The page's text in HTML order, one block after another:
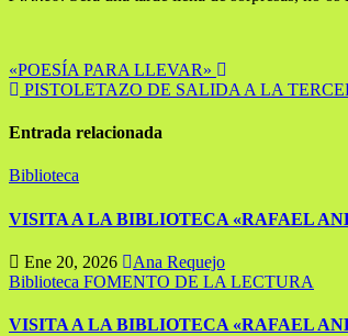
Navegación
de
entradas
«POESÍA PARA LLEVAR»
PISTOLETAZO DE SALIDA A LA
Entrada relacionada
Biblioteca
VISITA A LA BIBLIOTECA «RAFAEL
Ene 20, 2026
Ana Requejo
Biblioteca FOMENTO DE LA LECTURA
VISITA A LA BIBLIOTECA «RAFAEL